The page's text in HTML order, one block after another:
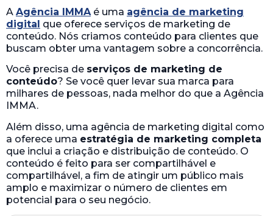
A Agência IMMAé uma agência de marketing
digital que oferece serviços de marketing de
conteúdo. Nós criamos conteúdo para clientes que
buscam obter uma vantagem sobre a concorrência.
Você precisa de serviços de marketing de
conteúdo? Se você quer levar sua marca para
milhares de pessoas, nada melhor do que a Agência
IMMA.
Além disso, uma agência de marketing digital como
a oferece uma estratégia de marketing completa
que inclui a criação e distribuição de conteúdo. O
conteúdo é feito para ser compartilhável e
compartilhável, a fim de atingir um público mais
amplo e maximizar o número de clientes em
potencial para o seu negócio.